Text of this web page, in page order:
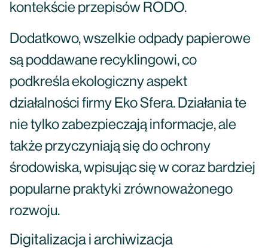
kontekście przepisów RODO.
Dodatkowo, wszelkie odpady papierowe
są poddawane recyklingowi, co
podkreśla ekologiczny aspekt
działalności firmy Eko Sfera. Działania te
nie tylko zabezpieczają informacje, ale
także przyczyniają się do ochrony
środowiska, wpisując się w coraz bardziej
popularne praktyki zrównoważonego
rozwoju.
Digitalizacja i archiwizacja